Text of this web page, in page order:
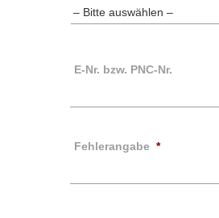
E-Nr. bzw. PNC-Nr.
Fehlerangabe *